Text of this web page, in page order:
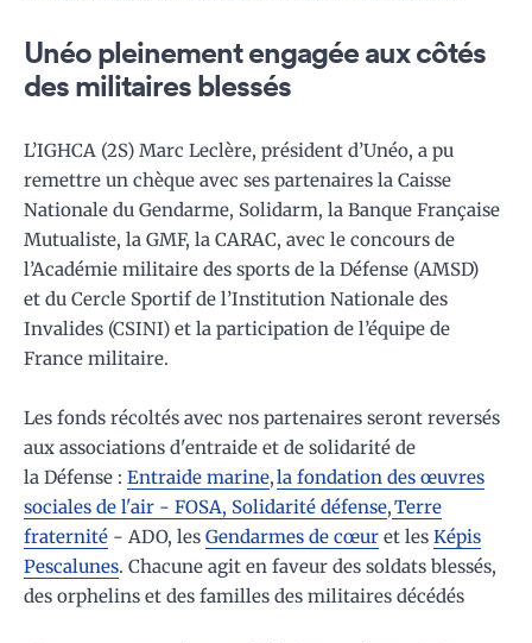
Unéo pleinement engagée aux côtés
des militaires blessés
L’IGHCA (2S) Marc Leclère, président d’Unéo, a pu
remettre un chèque avec ses partenaires la Caisse
Nationale du Gendarme, Solidarm, la Banque Française
Mutualiste, la GMF, la CARAC, avec le concours de
l’Académie militaire des sports de la Défense (AMSD)
et du Cercle Sportif de l’Institution Nationale des
Invalides (CSINI) et la participation de l’équipe de
France militaire.
Les fonds récoltés avec nos partenaires seront reversés
aux associations d'entraide et de solidarité de
la Défense : Entraide marine,la fondation des œuvres
sociales de l'air - FOSA, Solidarité défense,Terre
fraternité - ADO, les Gendarmes de cœur et les Képis
Pescalunes. Chacune agit en faveur des soldats blessés,
des orphelins et des familles des militaires décédés